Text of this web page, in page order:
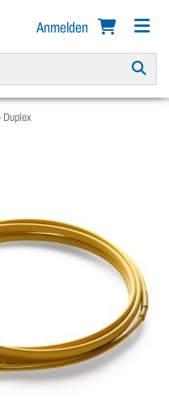
Anmelden
Duplex